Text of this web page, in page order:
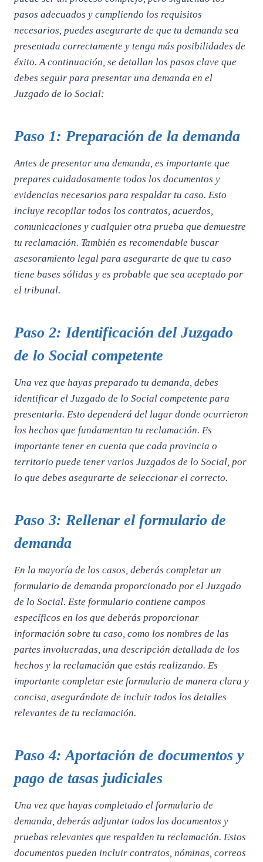
pasos adecuados y cumpliendo los requisitos
necesarios, puedes asegurarte de que tu demanda sea
presentada correctamente y tenga más posibilidades de
éxito. A continuación, se detallan los pasos clave que
debes seguir para presentar una demanda en el
Juzgado de lo Social:
Paso 1: Preparación de la demanda
Antes de presentar una demanda, es importante que
prepares cuidadosamente todos los documentos y
evidencias necesarios para respaldar tu caso. Esto
incluye recopilar todos los contratos, acuerdos,
comunicaciones y cualquier otra prueba que demuestre
tu reclamación. También es recomendable buscar
asesoramiento legal para asegurarte de que tu caso
tiene bases sólidas y es probable que sea aceptado por
el tribunal.
Paso 2: Identificación del Juzgado
de lo Social competente
Una vez que hayas preparado tu demanda, debes
identificar el Juzgado de lo Social competente para
presentarla. Esto dependerá del lugar donde ocurrieron
los hechos que fundamentan tu reclamación. Es
importante tener en cuenta que cada provincia o
territorio puede tener varios Juzgados de lo Social, por
lo que debes asegurarte de seleccionar el correcto.
Paso 3: Rellenar el formulario de
demanda
En la mayoría de los casos, deberás completar un
formulario de demanda proporcionado por el Juzgado
de lo Social. Este formulario contiene campos
específicos en los que deberás proporcionar
información sobre tu caso, como los nombres de las
partes involucradas, una descripción detallada de los
hechos y la reclamación que estás realizando. Es
importante completar este formulario de manera clara y
concisa, asegurándote de incluir todos los detalles
relevantes de tu reclamación.
Paso 4: Aportación de documentos y
pago de tasas judiciales
Una vez que hayas completado el formulario de
demanda, deberás adjuntar todos los documentos y
pruebas relevantes que respalden tu reclamación. Estos
documentos pueden incluir contratos, nóminas, correos